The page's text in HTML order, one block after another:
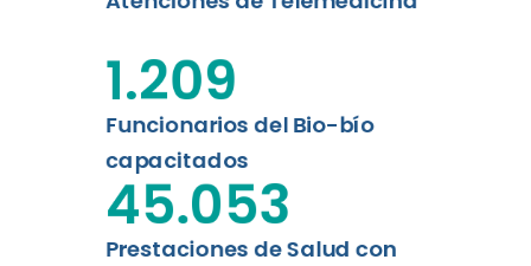
Funcionarios del Bio-bío
capacitados
1.209
Prestaciones de Salud con
45.053